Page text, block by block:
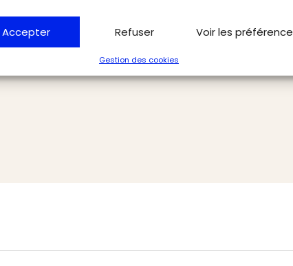
Accepter Refuser Voir les
Gestion des cookies